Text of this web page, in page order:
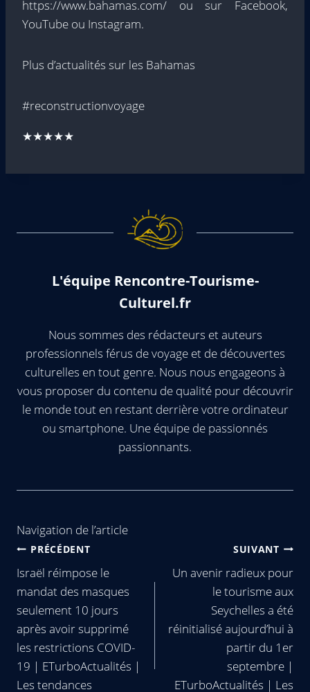
https://www.bahamas.com/ ou sur Facebook,
YouTube ou Instagram.
Plus d’actualités sur les Bahamas
#reconstructionvoyage
★★★★★
L'équipe Rencontre-Tourisme-
Culturel.fr
Nous sommes des rédacteurs et auteurs
professionnels férus de voyage et de découvertes
culturelles en tout genre. Nous nous engageons à
vous proposer du contenu de qualité pour découvrir
le monde tout en restant derrière votre ordinateur
ou smartphone. Une équipe de passionnés
passionnants.
Navigation de l’article
PRÉCÉDENT
Israël réimpose le
mandat des masques
seulement 10 jours
après avoir supprimé
les restrictions COVID-
19 | ETurboActualités |
Les tendances
SUIVANT
Un avenir radieux pour
le tourisme aux
Seychelles a été
réinitialisé aujourd’hui à
partir du 1er
septembre |
ETurboActualités | Les